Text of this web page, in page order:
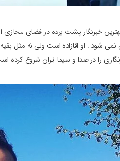
خبرنگار پشت پرده در فضای مجازی
شود . او اقازاده است ولی نه مثل